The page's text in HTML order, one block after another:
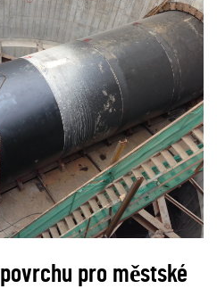
pro městské